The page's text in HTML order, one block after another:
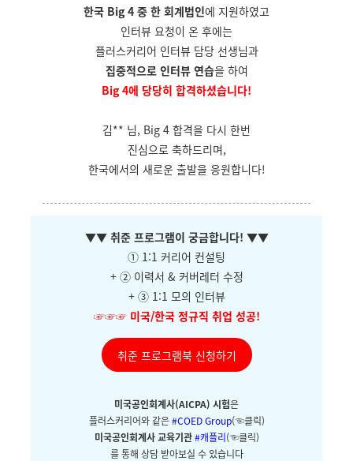
한국 Big 4 중 한 회계법인에 지원하였고
인터뷰 요청이 온 후에는
플러스커리어 인터뷰 담당 선생님과
집중적으로 인터뷰 연습을 하여
Big 4에 당당히 합격하셨습니다!
김** 님, Big 4 합격을 다시 한번
진심으로 축하드리며,
한국에서의 새로운 출발을 응원합니다!
▼▼ 취준 프로그램이 궁금합니다! ▼▼
① 1:1 커리어 컨설팅
+ ② 이력서 & 커버레터 수정
+ ③ 1:1 모의 인터뷰
☞☞☞ 미국/한국 정규직 취업 성공!
취준 프로그램북 신청하기
미국공인회계사(AICPA) 시험은
플러스커리어와 같은#COED Group(☜클릭)
미국공인회계사 교육기관#캐플리(☜클릭)
를 통해 상담 받아보실 수 있습니다